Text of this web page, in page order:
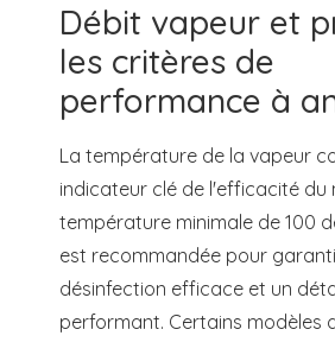
Débit vapeur et
les critères de
performance à
La température de la vapeur
indicateur clé de l'efficacité du
température minimale de 100
est recommandée pour
désinfection efficace et un
performant. Certains modèles